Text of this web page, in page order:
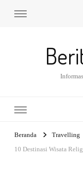
Beranda
Travelling
10 Destinasi Wisata